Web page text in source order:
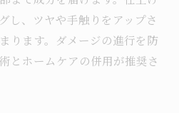
し、ツヤや手触りをアップさ
ります。ダメージの進行を防
とホームケアの併用が推奨さ